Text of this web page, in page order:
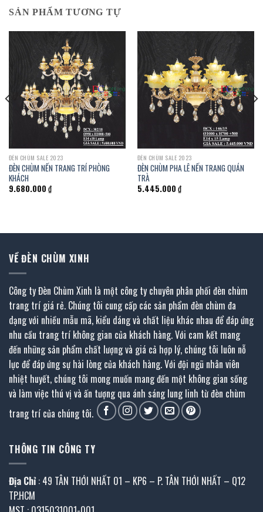
SẢN PHẨM TƯƠNG TỰ
ĐÈN CHÙM SALE 2023
ĐÈN CHÙM NẾN TRANG TRÍ PHÒNG
KHÁCH
9.680.000 ₫
ĐÈN CHÙM SALE 2023
ĐÈN CHÙM PHA LÊ NẾN TRANG QUÁN
TRÀ
5.445.000 ₫
VỀ ĐÈN CHÙM XINH
Công ty Đèn Chùm Xinh là một công ty chuyên phân phối đèn chùm
trang trí giá rẻ. Chúng tôi cung cấp các sản phẩm đèn chùm đa
dạng với nhiều mẫu mã, kiểu dáng và chất liệu khác nhau để đáp ứng
nhu cầu trang trí không gian của khách hàng. Với cam kết mang
đến những sản phẩm chất lượng và giá cả hợp lý, chúng tôi luôn nỗ
lực để đáp ứng sự hài lòng của khách hàng. Với đội ngũ nhân viên
nhiệt huyết, chúng tôi mong muốn mang đến một không gian sống
và làm việc thú vị và ấn tượng qua ánh sáng lung linh từ đèn chùm
trang trí của chúng tôi.
THÔNG TIN CÔNG TY
Địa Chỉ : 49 TÂN THỚI NHẤT 01 – KP6 – P. TÂN THỚI NHẤT – Q12
TP.HCM